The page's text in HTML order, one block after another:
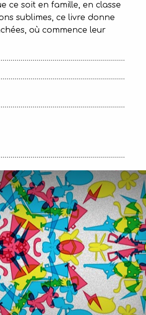
ce soit en famille, en classe
sublimes, ce livre donne
où commence leur